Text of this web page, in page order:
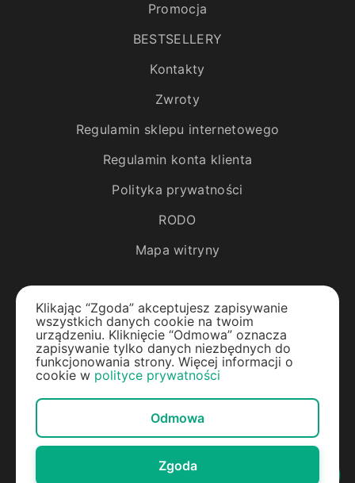
Promocja
BESTSELLERY
Kontakty
Zwroty
Regulamin sklepu internetowego
Regulamin konta klienta
Polityka prywatności
RODO
Mapa witryny
Katalog
Rośliny egzotyczne
Drzewa owocowe
Rośliny ozdobne
Klikając “Zgoda” akceptujesz zapisywanie
wszystkich danych cookie na twoim
urządzeniu. Kliknięcie “Odmowa” oznacza
zapisywanie tylko danych niezbędnych do
funkcjonowania strony. Więcej informacji o
cookie w polityce prywatności
Odmowa
Zgoda